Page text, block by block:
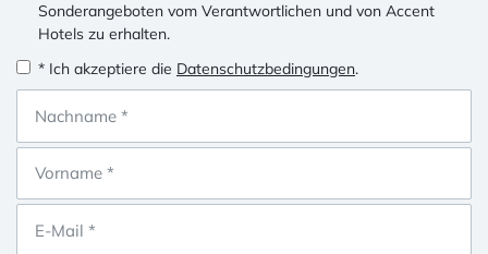
Sonderangeboten vom Verantwortlichen und von Accent
Hotels zu erhalten.
* Ich akzeptiere die Datenschutzbedingungen.